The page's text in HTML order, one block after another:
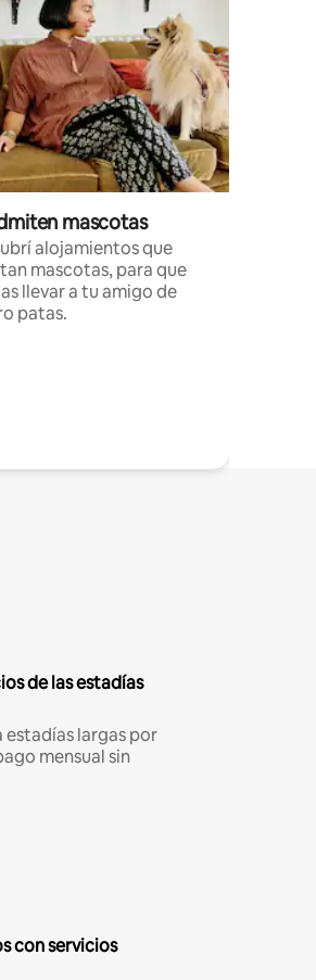
mascotas
alojamientos que
mascotas, para que
llevar a tu amigo de
patas.
de las estadías
estadías largas por
mensual sin
con servicios